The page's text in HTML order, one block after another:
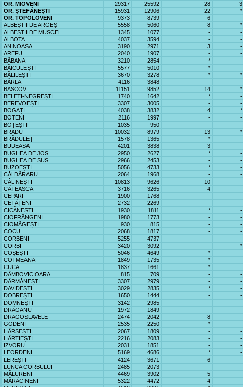
OR. MIOVENI
29317 25592 28 3
OR. ȘTEFĂNEȘTI
15931 12906 22 *
OR. TOPOLOVENI
9373 8739 6 -
ALBEȘTII DE ARGEȘ
5558 5060 8 *
ALBEȘTII DE MUSCEL
1345 1077 - -
ALBOTA
4037 3594 - -
ANINOASA
3190 2971 3 -
AREFU
2040 1907 - -
BĂBANA
3210 2854 * -
BĂICULEȘTI
5577 5010 * -
BĂLILEȘTI
3670 3278 * *
BÂRLA
4116 3848 - -
BASCOV
11151 9852 14 *
BELEȚI-NEGREȘTI
1740 1642 * -
BEREVOEȘTI
3307 3005 - -
BOGAȚI
4038 3832 4 *
BOTENI
2116 1997 - -
BOȚEȘTI
1035 950 - -
BRADU
10032 8979 13 *
BRĂDULEȚ
1578 1365 * -
BUDEASA
4201 3838 3 -
BUGHEA DE JOS
2950 2627 * -
BUGHEA DE SUS
2966 2453 - -
BUZOEȘTI
5056 4733 * -
CĂLDĂRARU
2064 1968 - -
CĂLINEȘTI
10813 9626 10 -
CĂTEASCA
3716 3265 4 -
CEPARI
1900 1768 - -
CETĂȚENI
2732 2269 - -
CICĂNEȘTI
1930 1811 * -
CIOFRÂNGENI
1980 1773 - -
CIOMĂGEȘTI
930 815 - -
COCU
2068 1817 - -
CORBENI
5255 4737 - -
CORBI
3420 3092 - *
COȘEȘTI
5046 4649 * -
COTMEANA
1849 1735 * -
CUCA
1837 1661 * -
DÂMBOVICIOARA
815 709 - -
DÂRMĂNEȘTI
3307 2979 - -
DAVIDEȘTI
3029 2835 * -
DOBREȘTI
1650 1444 - -
DOMNEȘTI
3142 2985 - -
DRĂGANU
1972 1849 - -
DRAGOSLAVELE
2474 2042 8 -
GODENI
2535 2250 * -
HÂRSEȘTI
2067 1809 - -
HÂRTIEȘTI
2216 2083 - -
IZVORU
2031 1851 - -
LEORDENI
5169 4686 * -
LEREȘTI
4124 3671 6 -
LUNCA CORBULUI
2485 2073 - -
MĂLURENI
4469 3902 5 -
MĂRĂCINENI
5322 4472 4 -